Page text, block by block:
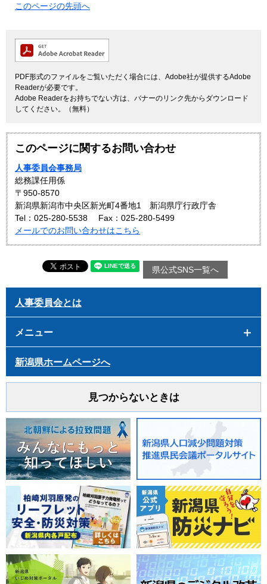
このページの先頭へ
PDF形式のファイルをご覧いただく場合には、Adobe社が提供するAdobe
Readerが必要です。
Adobe Readerをお持ちでない方は、バナーのリンク先からダウンロード
してください。（無料）
このページに関するお問い合わせ
人事委員会事務局
総務課任用係
〒950-8570
新潟県新潟市中央区新光町4番地1 新潟県庁行政庁舎
Tel：025-280-5538
Fax：025-280-5499
メールでのお問い合わせはこちら
県公式SNS一覧へ
人事委員会とは
メニュー
新潟県ホームページへ
見つからないときは